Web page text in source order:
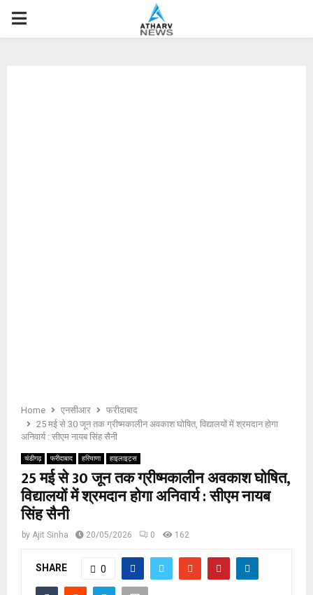
P
Home एनसीआर
फरीदाबाद
25 मई से 30 जून तक ग्रीष्मकालीन अवकाश घोषित, विद्यालयों में श्रमदान होगा
अनिवार्य : सीएम नायब सिंह सैनी
चंडीगढ़ फरीदाबाद हरियाणा हाइलाइट्स
25 मई से 30 जून तक ग्रीष्मकालीन अवकाश घोषित,
विद्यालयों में श्रमदान होगा अनिवार्य : सीएम नायब
सिंह सैनी
by Ajit Sinha 20/05/2026 0 162
SHARE 0